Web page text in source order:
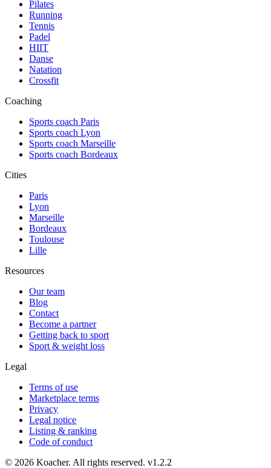
Pilates
Running
Tennis
Padel
HIIT
Danse
Natation
Crossfit
Coaching
Sports coach Paris
Sports coach Lyon
Sports coach Marseille
Sports coach Bordeaux
Cities
Paris
Lyon
Marseille
Bordeaux
Toulouse
Lille
Resources
Our team
Blog
Contact
Become a partner
Getting back to sport
Sport & weight loss
Legal
Terms of use
Marketplace terms
Privacy
Legal notice
Listing & ranking
Code of conduct
© 2026 Koacher. All rights reserved. v1.2.2